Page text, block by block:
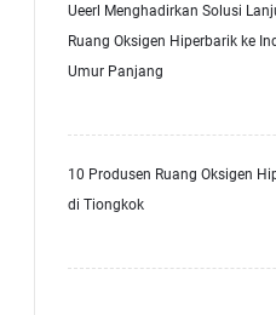
Ueerl Menghadirkan Solusi
Ruang Oksigen Hiperbarik ke
Umur Panjang
10 Produsen Ruang Oksigen
di Tiongkok